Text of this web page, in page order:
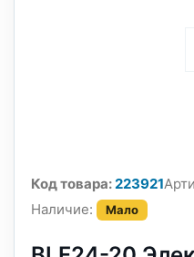
Код товара:223921
Наличие:
Мало